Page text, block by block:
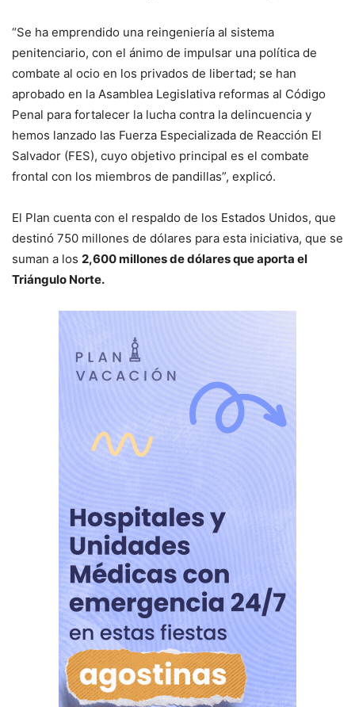
“Se ha emprendido una reingeniería al sistema
penitenciario, con el ánimo de impulsar una política de
combate al ocio en los privados de libertad; se han
aprobado en la Asamblea Legislativa reformas al Código
Penal para fortalecer la lucha contra la delincuencia y
hemos lanzado las Fuerza Especializada de Reacción El
Salvador (FES), cuyo objetivo principal es el combate
frontal con los miembros de pandillas”, explicó.
El Plan cuenta con el respaldo de los Estados Unidos, que
destinó 750 millones de dólares para esta iniciativa, que se
suman a los 2,600 millones de dólares que aporta el
Triángulo Norte.